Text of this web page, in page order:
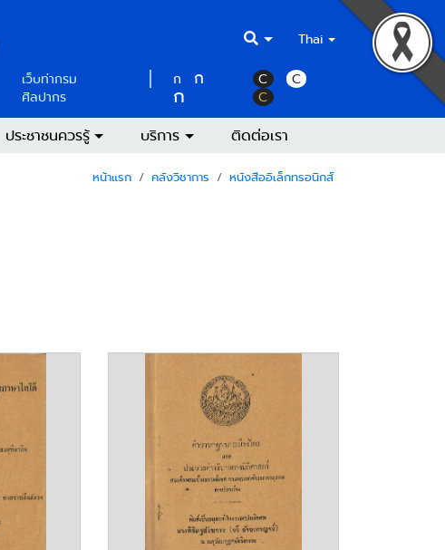
Thai
เว็บท่ากรม
ศิลปากร
ก ก
ก
C
C
C
ประชาชนควรรู้ บริการ ติดต่อเรา
หน้าแรก คลังวิชาการ หนังสืออิเล็กทรอนิกส์